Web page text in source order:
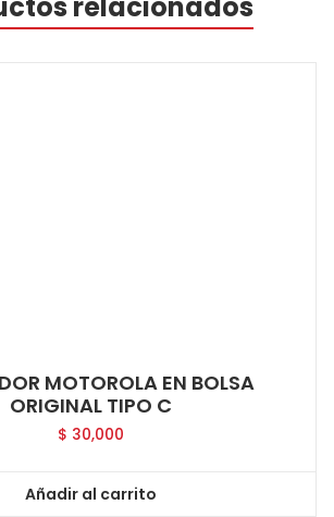
relacionados
MOTOROLA EN BOLSA
ORIGINAL TIPO C
$ 30,000
Añadir al carrito